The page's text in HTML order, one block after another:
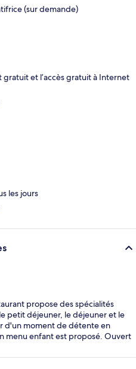
(sur demande)
gratuit et l’accès gratuit à Internet
les jours
propose des spécialités
petit déjeuner, le déjeuner et le
d'un moment de détente en
menu enfant est proposé. Ouvert